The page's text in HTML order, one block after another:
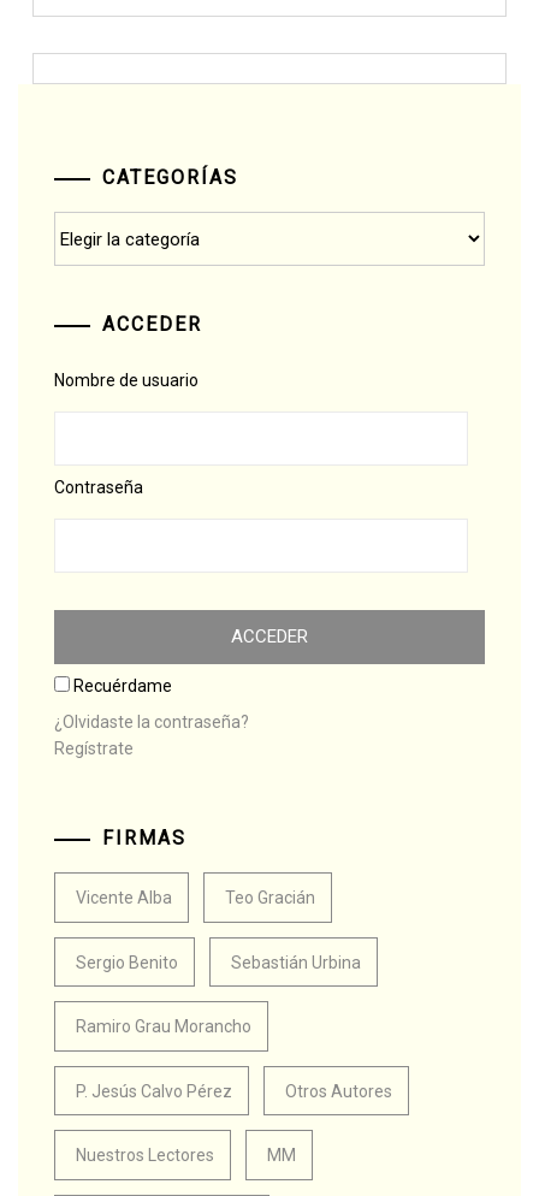
CATEGORÍAS
ACCEDER
Nombre de usuario
Contraseña
Recuérdame
¿Olvidaste la contraseña?
Regístrate
FIRMAS
Vicente Alba Teo Gracián
Sergio Benito Sebastián Urbina
Ramiro Grau Morancho
P. Jesús Calvo Pérez Otros Autores
Nuestros Lectores MM